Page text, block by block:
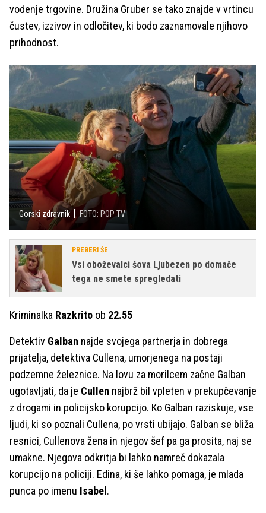
vodenje trgovine. Družina Gruber se tako znajde v vrtincu
čustev, izzivov in odločitev, ki bodo zaznamovale njihovo
prihodnost.
Gorski zdravnik FOTO: POP TV
PREBERI ŠE
Vsi oboževalci šova Ljubezen po domače
tega ne smete spregledati
Kriminalka Razkrito ob 22.55
Detektiv Galban najde svojega partnerja in dobrega
prijatelja, detektiva Cullena, umorjenega na postaji
podzemne železnice. Na lovu za morilcem začne Galban
ugotavljati, da je Cullen najbrž bil vpleten v prekupčevanje
z drogami in policijsko korupcijo. Ko Galban raziskuje, vse
ljudi, ki so poznali Cullena, po vrsti ubijajo. Galban se bliža
resnici, Cullenova žena in njegov šef pa ga prosita, naj se
umakne. Njegova odkritja bi lahko namreč dokazala
korupcijo na policiji. Edina, ki še lahko pomaga, je mlada
punca po imenu Isabel .